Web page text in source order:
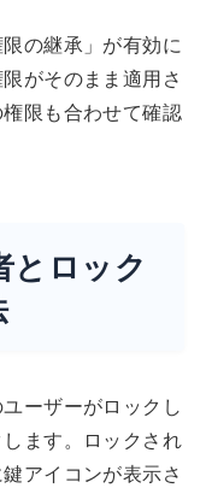
の継承」が有効に
がそのまま適用さ
限も合わせて確認
とロック
ーザーがロックし
ます。ロックされ
アイコンが表示さ